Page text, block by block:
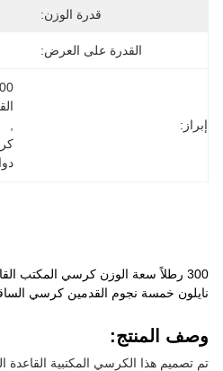
قدرة الوزن:
القدرة على العرض:
إبراز:
300 رطلاً سعة الوزن كرسي المكتب
نايلون خمسة نجوم القدمين كرسي
وصف المنتج:
تم تصميم هذا الكرسي المكتبية القاعدة